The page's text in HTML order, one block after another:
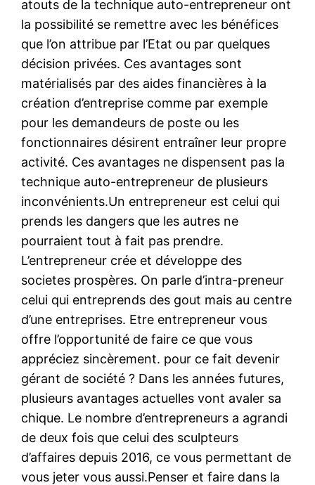
atouts de la technique auto-entrepreneur ont
la possibilité se remettre avec les bénéfices
que l’on attribue par l’Etat ou par quelques
décision privées. Ces avantages sont
matérialisés par des aides financières à la
création d’entreprise comme par exemple
pour les demandeurs de poste ou les
fonctionnaires désirent entraîner leur propre
activité. Ces avantages ne dispensent pas la
technique auto-entrepreneur de plusieurs
inconvénients.Un entrepreneur est celui qui
prends les dangers que les autres ne
pourraient tout à fait pas prendre.
L’entrepreneur crée et développe des
societes prospères. On parle d’intra-preneur
celui qui entreprends des gout mais au centre
d’une entreprises. Etre entrepreneur vous
offre l’opportunité de faire ce que vous
appréciez sincèrement. pour ce fait devenir
gérant de société ? Dans les années futures,
plusieurs avantages actuelles vont avaler sa
chique. Le nombre d’entrepreneurs a agrandi
de deux fois que celui des sculpteurs
d’affaires depuis 2016, ce vous permettant de
vous jeter vous aussi.Penser et faire dans la